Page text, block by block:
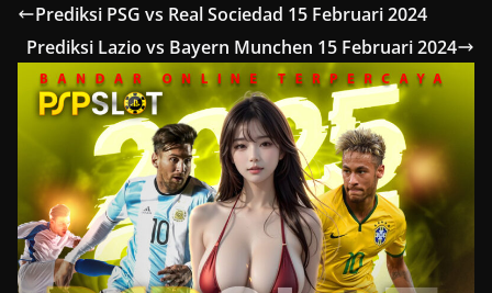
Prediksi PSG vs Real Sociedad 15 Februari 2024
Prediksi Lazio vs Bayern Munchen 15 Februari 2024